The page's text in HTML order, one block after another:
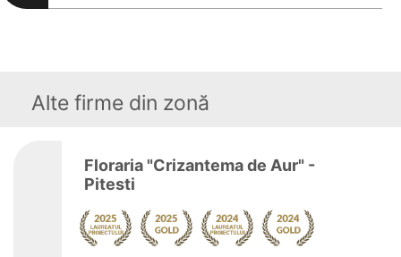
Alte firme din zonă
Floraria "Crizantema de Aur" -
Pitesti